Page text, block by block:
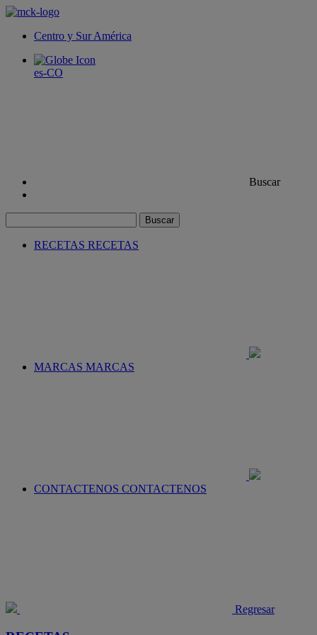
Centro y Sur América
es-CO
Buscar
Buscar
RECETAS RECETAS
MARCAS MARCAS
CONTACTENOS CONTACTENOS
Regresar